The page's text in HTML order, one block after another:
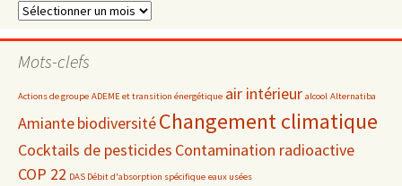
Dossiers
date
Mots-clefs
Actions de groupe ADEME et transition énergétique air intérieur alcool Alternatiba
AmiantebiodiversitéChangement climatique
Cocktails de pesticides Contamination radioactive
COP 22 DAS Débit d'absorption spécifique eaux usées